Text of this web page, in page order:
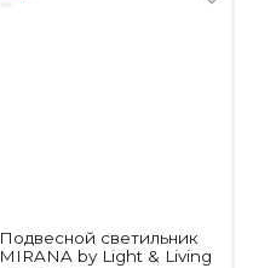
Подвесной светильник
MIRANA by Light & Living